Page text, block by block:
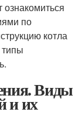
по
котла
Виды
и их